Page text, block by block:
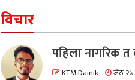
विचार
पहिला नागरिक त
KTM Dainik जेठ २७